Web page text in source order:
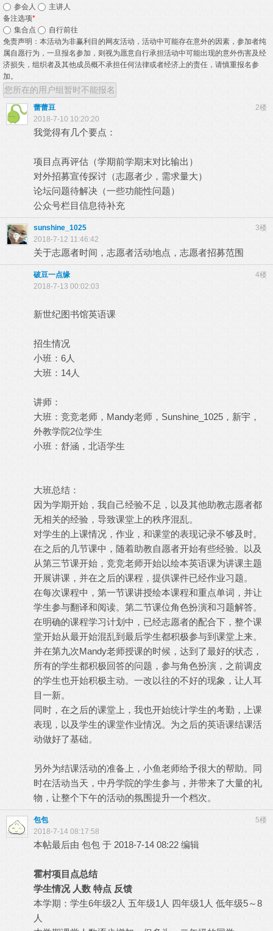
参会人
主讲人
备注选项*
集合点
自行前往
免责声明：本活动为非赢利目的网友活动，活动中可能存在意外的因素，参加者纯
属自愿行为，一旦报名参加，则视为愿意自行承担活动中可能出现的意外伤害及经
济损失，组织者及其他成员概不承担任何法律或者经济上的责任，请慎重报名参
加。
您所在的用户组暂时不能报名
2楼
蕾蕾豆
2018-7-10 10:20:20
我觉得有几个要点：
项目点再评估（学期前学期末对比输出）
对外招募宣传探讨（志愿者少，需求量大）
论坛问题待解决（一些功能性问题）
公众号栏目信息待补充
3楼
sunshine_1025
2018-7-12 11:46:42
关于志愿者时间，志愿者活动地点，志愿者招募范围
4楼
破豆一点缘
2018-7-13 00:02:03
新世纪图书馆英语课
招生情况
小班：6人
大班：14人
讲师：
大班：竞竞老师，Mandy老师，Sunshine_1025，新宇，
外教学院2位学生
小班：舒涵，北语学生
大班总结：
因为学期开始，我自己经验不足，以及其他助教志愿者都
无相关的经验，导致课堂上的秩序混乱。
对学生的上课情况，作业，和课堂的表现记录不够及时。
在之后的几节课中，随着助教自愿者开始有些经验。以及
从第三节课开始，竞竞老师开始以绘本英语课为讲课主题
开展讲课，并在之后的课程，提供课件已经作业习题。
在每次课程中，第一节课讲授绘本课程和重点单词，并让
学生参与翻译和阅读。第二节课位角色扮演和习题解答。
在明确的课程学习计划中，已经志愿者的配合下，整个课
堂开始从最开始混乱到最后学生都积极参与到课堂上来。
并在第九次Mandy老师授课的时候，达到了最好的状态，
所有的学生都积极回答的问题，参与角色扮演，之前调皮
的学生也开始积极主动。一改以往的不好的现象，让人耳
目一新。
同时，在之后的课堂上，我也开始统计学生的考勤，上课
表现，以及学生的课堂作业情况。为之后的英语课结课活
动做好了基础。
另外为结课活动的准备上，小鱼老师给予很大的帮助。同
时在活动当天，中丹学院的学生参与，并带来了大量的礼
物，让整个下午的活动的氛围提升一个档次。
5楼
包包
2018-7-14 08:17:58
本帖最后由 包包 于 2018-7-14 08:22 编辑
霍村项目点总结
学生情况 人数 特点 反馈
本学期：学生6年级2人 五年级1人 四年级1人 低年级5～8
人